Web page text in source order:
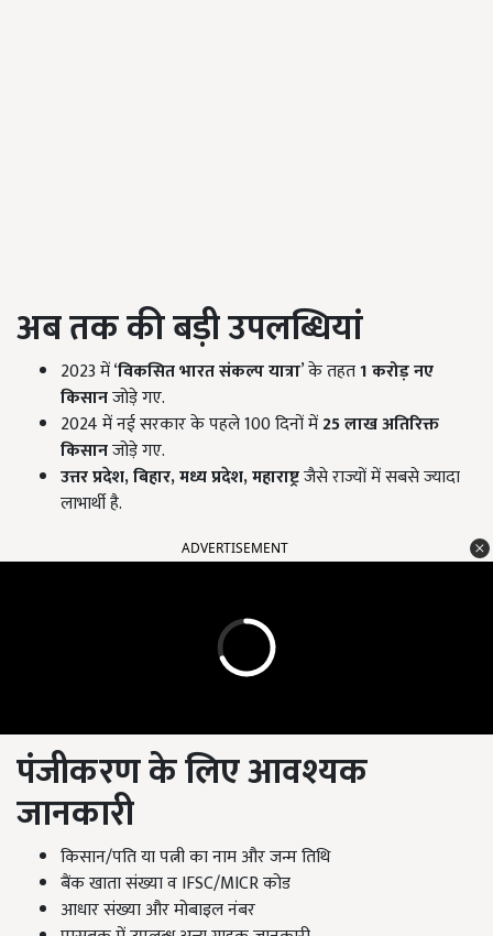
अब तक की बड़ी उपलब्धियां
2023 में ‘विकसित भारत संकल्प यात्रा’ के तहत1करोड़ नए
किसानजोड़े गए.
2024 में नई सरकार के पहले 100 दिनों में25लाख अतिरिक्त
किसानजोड़े गए.
उत्तर प्रदेश,बिहार,मध्य प्रदेश,महाराष्ट्रजैसे राज्यों में सबसे ज्यादा
लाभार्थी है.
ADVERTISEMENT
पंजीकरण के लिए आवश्यक
जानकारी
किसान/पति या पत्नी का नाम और जन्म तिथि
बैंक खाता संख्या व IFSC/MICR कोड
आधार संख्या और मोबाइल नंबर